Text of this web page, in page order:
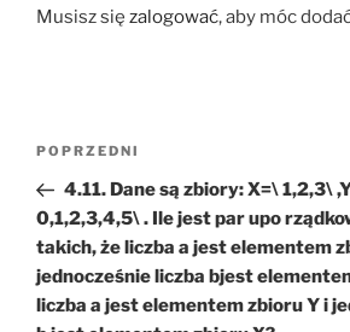
Musisz się zalogować, aby móc
Nawigacja
Poprzedni
wpis
POPRZEDNI
4.11. Dane są zbiory: X=\ 1,2,3\
0,1,2,3,4,5\ . Ile jest par upo
takich, że liczba a jest elementem
jednocześnie liczba bjest
liczba a jest elementem zbioru Y i